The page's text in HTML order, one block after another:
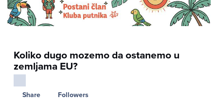
Koliko dugo mozemo da ostanemo u
zemljama EU?
Share Followers